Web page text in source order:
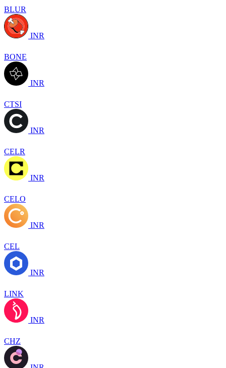
BLUR
INR
BONE
INR
CTSI
INR
CELR
INR
CELO
INR
CEL
INR
LINK
INR
CHZ